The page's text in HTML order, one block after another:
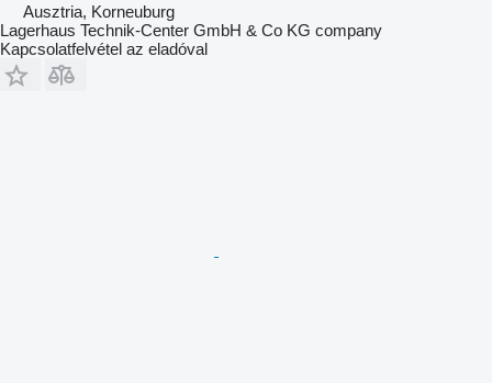
Ausztria, Korneuburg
Lagerhaus Technik-Center GmbH & Co KG company
Kapcsolatfelvétel az eladóval